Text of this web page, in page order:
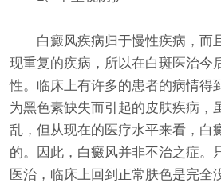
白癜风疾病归于慢性疾病，而
现重复的疾病，所以在白斑医治今
性。临床上有许多的患者的病情得
为黑色素缺失而引起的皮肤疾病，
乱，但从现在的医疗水平来看，白
的。因此，白癜风并非不治之症。
医治，临床上回到正常肤色是完全